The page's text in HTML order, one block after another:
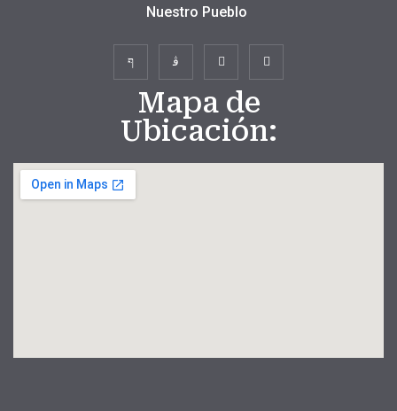
Nuestro Pueblo
Mapa de
Ubicación: